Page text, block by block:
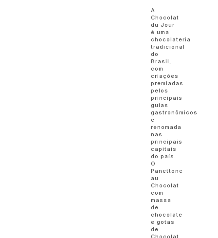
A
Chocolat
du Jour
é uma
chocolateria
tradicional
do
Brasil,
com
criações
premiadas
pelos
principais
guias
gastronômicos
e
renomada
nas
principais
capitais
do país.
O
Panettone
au
Chocolat
com
massa
de
chocolate
e gotas
de
Chocolat